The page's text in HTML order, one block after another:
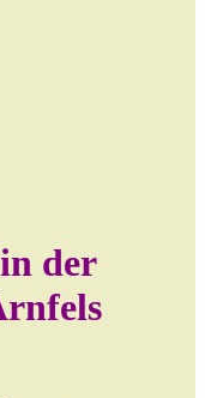
der